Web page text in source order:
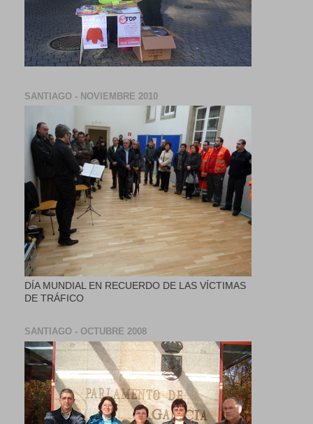
SANTIAGO - NOVIEMBRE 2010
DÍA MUNDIAL EN RECUERDO DE LAS VÍCTIMAS
DE TRÁFICO
SANTIAGO - OCTUBRE 2008